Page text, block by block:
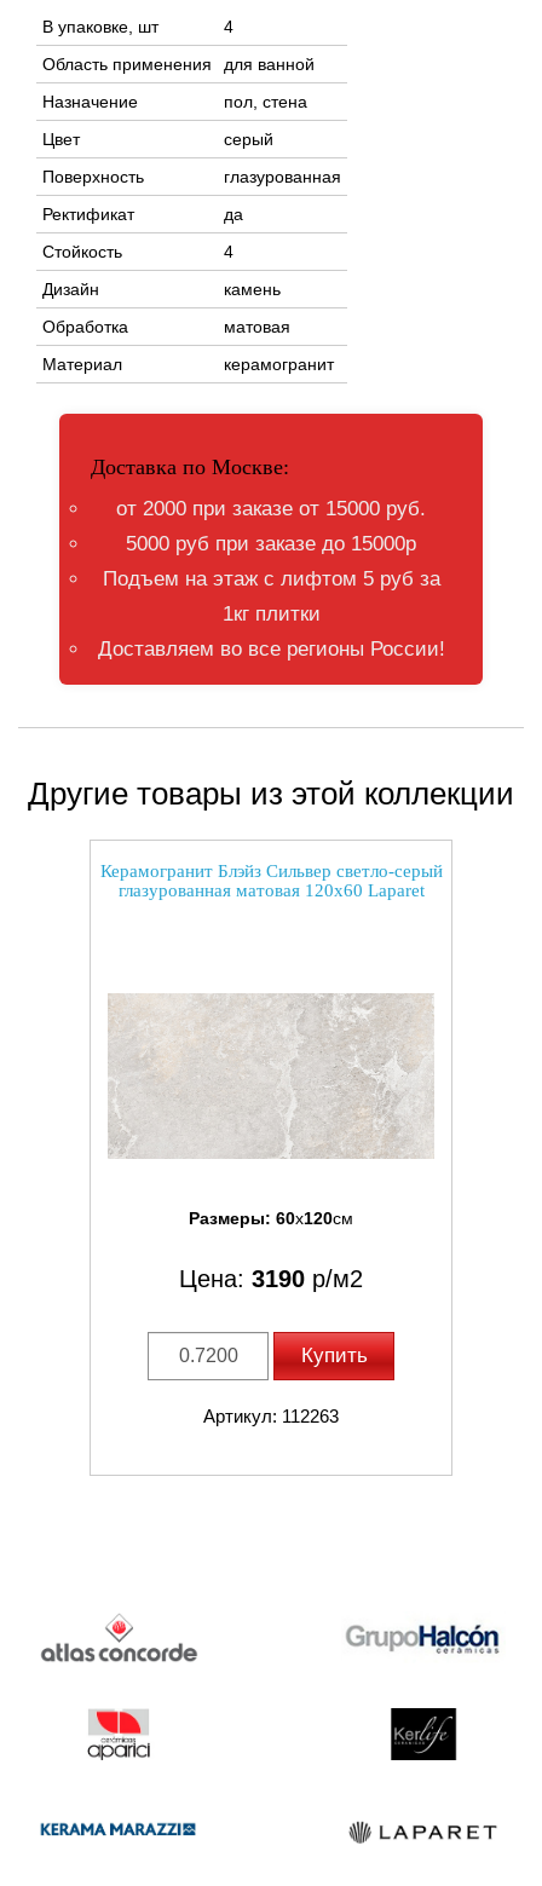
В упаковке, шт
4
Область применения
для ванной
Назначение
пол, стена
Цвет
серый
Поверхность
глазурованная
Ректификат
да
Стойкость
4
Дизайн
камень
Обработка
матовая
Материал
керамогранит
Доставка по Москве:
от 2000 при заказе от 15000 руб.
5000 руб при заказе до 15000р
Подъем на этаж с лифтом 5 руб за
1кг плитки
Доставляем во все регионы России!
Другие товары из этой коллекции
Керамогранит Блэйз Сильвер светло-серый
глазурованная матовая 120x60 Laparet
Размеры: 60x120см
Цена: 3190 р/м2
Купить
Артикул: 112263